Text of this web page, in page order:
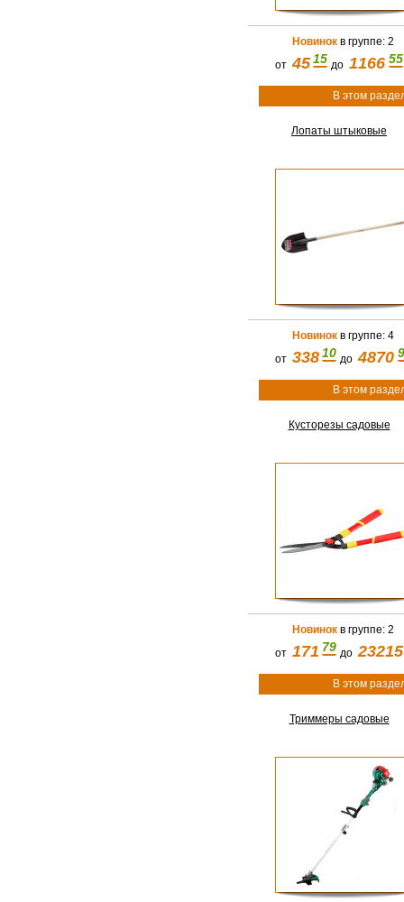
Новинокв группе: 2
от45 15до1166 55
В этом
Лопаты штыковые
Новинокв группе: 4
от 338 10до4870
В этом
Кусторезы садовые
Новинокв группе: 2
от 171 79до23215
В этом
Триммеры садовые